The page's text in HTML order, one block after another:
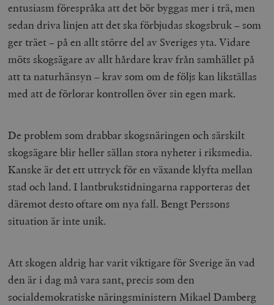
entusiasm förespråka att det bör byggas mer i trä, men
sedan driva linjen att det ska förbjudas skogsbruk – som
ger träet – på en allt större del av Sveriges yta. Vidare
möts skogsägare av allt hårdare krav från samhället på
att ta naturhänsyn – krav som om de följs kan likställas
med att de förlorar kontrollen över sin egen mark.
De problem som drabbar skogsnäringen och särskilt
skogsägare blir heller sällan stora nyheter i riksmedia.
Kanske är det ett uttryck för en växande klyfta mellan
stad och land. I lantbrukstidningarna rapporteras det
däremot desto oftare om nya fall. Bengt Perssons
situation är inte unik.
Att skogen aldrig har varit viktigare för Sverige än vad
den är i dag må vara sant, precis som den
socialdemokratiske näringsministern Mikael Damberg